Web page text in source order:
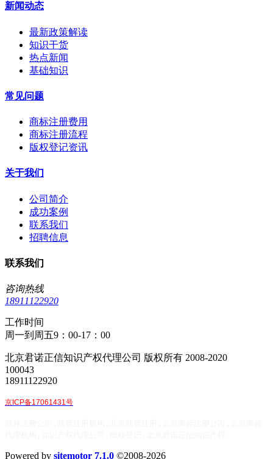
新闻动态
最新政策解读
知识干货
热点新闻
基础知识
常见问题
商标注册费用
商标注册流程
版权登记资讯
关于我们
公司简介
成功案例
联系我们
招聘信息
联系我们
咨询热线
18911122920
工作时间
周一到周五9：00-17：00
北京君诺正信知识产权代理公司 版权所有 2008-2020
100043
18911122920
京ICP备17061431号
Powered by sitemotor 7.1.0 ©2008-2026